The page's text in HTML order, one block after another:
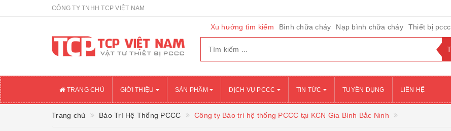
CÔNG TY TNHH TCP VIỆT NAM
Xu hướng tìm kiếm Bình chữa cháy Nạp bình chữa cháy Thiết bị pccc
TRANG CHỦ GIỚI THIỆU SẢN PHẨM DỊCH VỤ PCCC TIN TỨC TUYỂN DỤNG LIÊN HỆ
Trang chủ Bảo Trì Hệ Thống PCCC Công ty Bảo trì hệ thống PCCC tại KCN Gia Bình Bắc Ninh